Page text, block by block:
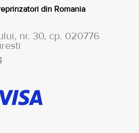
din Romania
nr. 30, cp. 020776